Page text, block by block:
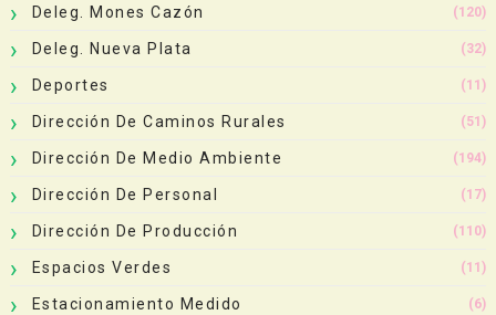
Deleg. Mones Cazón (120)
Deleg. Nueva Plata (32)
Deportes (11)
Dirección De Caminos Rurales (51)
Dirección De Medio Ambiente (194)
Dirección De Personal (17)
Dirección De Producción (110)
Espacios Verdes (11)
Estacionamiento Medido (6)